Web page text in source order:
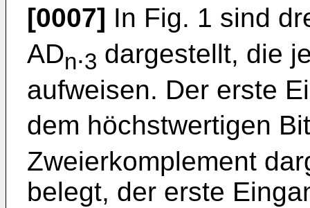
[0007] In Fig. 1 sind
ADn.3 dargestellt, die
aufweisen. Der erste
dem höchstwertigen
Zweierkomplement
belegt, der erste